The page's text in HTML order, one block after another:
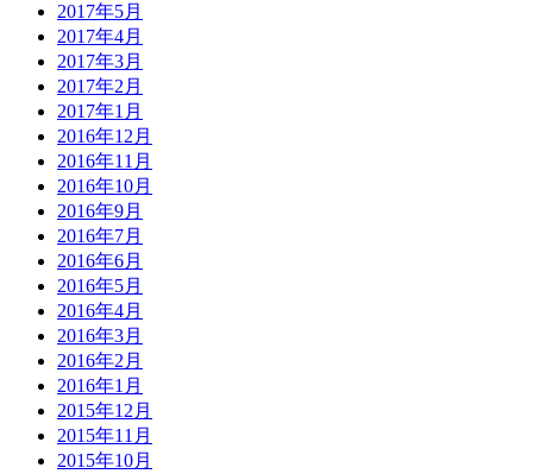
2017年5月
2017年4月
2017年3月
2017年2月
2017年1月
2016年12月
2016年11月
2016年10月
2016年9月
2016年7月
2016年6月
2016年5月
2016年4月
2016年3月
2016年2月
2016年1月
2015年12月
2015年11月
2015年10月